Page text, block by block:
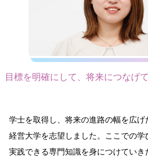
目標を明確にして、将来につなげ
学士を取得し、将来の進路の幅を広げ
経営大学を志望しました。ここでの学
実践できる専門知識を身につけていき